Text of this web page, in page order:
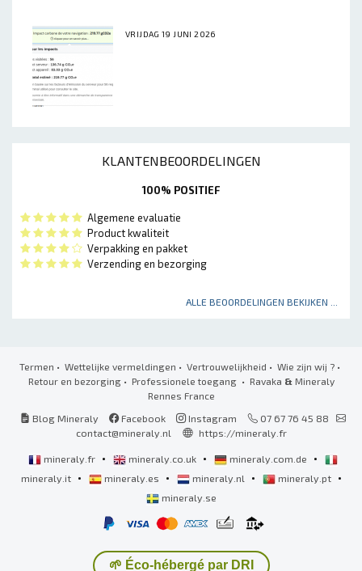
VRIJDAG 19 JUNI 2026
KLANTENBEOORDELINGEN
100% POSITIEF
Algemene evaluatie
Product kwaliteit
Verpakking en pakket
Verzending en bezorging
ALLE BEOORDELINGEN BEKIJKEN ...
Termen • Wettelijke vermeldingen • Vertrouwelijkheid • Wie zijn wij ? •
Retour en bezorging• Professionele toegang • Ravaka & Mineraly
Rennes France
Blog Mineraly
Facebook Instagram
07 67 76 45 88
contact@mineraly.nl
https://mineraly.fr
mineraly.fr • mineraly.co.uk • mineraly.com.de •
mineraly.it • mineraly.es • mineraly.nl • mineraly.pt •
mineraly.se
🌱 Éco-hébergé par DRI